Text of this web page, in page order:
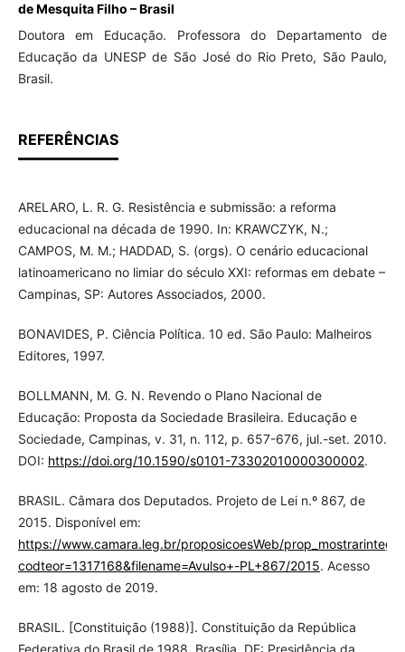
de Mesquita Filho – Brasil
Doutora em Educação. Professora do Departamento de
Educação da UNESP de São José do Rio Preto, São Paulo,
Brasil.
REFERÊNCIAS
ARELARO, L. R. G. Resistência e submissão: a reforma
educacional na década de 1990. In: KRAWCZYK, N.;
CAMPOS, M. M.; HADDAD, S. (orgs). O cenário educacional
latinoamericano no limiar do século XXI: reformas em debate –
Campinas, SP: Autores Associados, 2000.
BONAVIDES, P. Ciência Política. 10 ed. São Paulo: Malheiros
Editores, 1997.
BOLLMANN, M. G. N. Revendo o Plano Nacional de
Educação: Proposta da Sociedade Brasileira. Educação e
Sociedade, Campinas, v. 31, n. 112, p. 657-676, jul.-set. 2010.
DOI: https://doi.org/10.1590/s0101-73302010000300002.
BRASIL. Câmara dos Deputados. Projeto de Lei n.º 867, de
2015. Disponível em:
https://www.camara.leg.br/proposicoesWeb/
codteor=1317168&filename=Avulso+-PL+867/2015. Acesso
em: 18 agosto de 2019.
BRASIL. [Constituição (1988)]. Constituição da República